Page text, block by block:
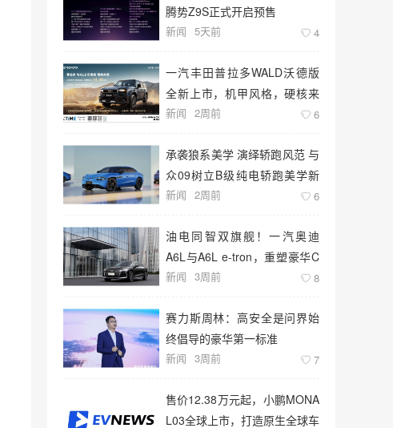
腾势Z9S正式开启预售
新闻 5天前 4
一汽丰田普拉多WALD沃德版
全新上市，机甲风格，硬核来
袭！
新闻 2周前 6
承袭狼系美学 演绎轿跑风范 与
众09树立B级纯电轿跑美学新
标杆
新闻 2周前 6
油电同智双旗舰！一汽奥迪
A6L与A6L e-tron，重塑豪华C
级新标准
新闻 3周前 8
赛力斯周林：高安全是问界始
终倡导的豪华第一标准
新闻 3周前 7
售价12.38万元起，小鹏MONA
L03全球上市，打造原生全球车